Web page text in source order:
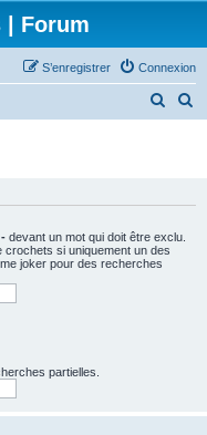
| Forum
Connexion
S’enregistrer
e
e
r
c
- devant un mot qui doit être exclu.
crochets si uniquement un des
joker pour des recherches
partielles.